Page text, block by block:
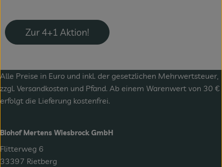
Zur 4+1 Aktion!
Alle Preise in Euro und inkl. der gesetzlichen Mehrwertsteuer,
zzgl. Versandkosten und Pfand. Ab einem Warenwert von 30 €
erfolgt die Lieferung kostenfrei.
Biohof Mertens Wiesbrock GmbH
Flitterweg 6
33397 Rietberg